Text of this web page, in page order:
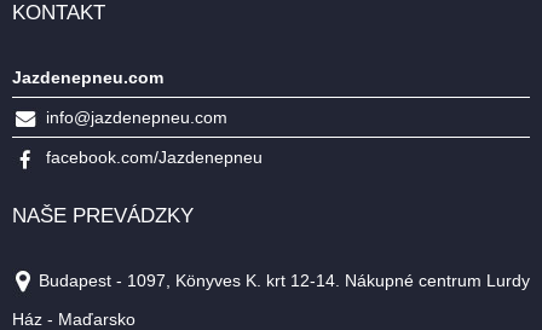
KONTAKT
Jazdenepneu.com
info@jazdenepneu.com
facebook.com/Jazdenepneu
NAŠE PREVÁDZKY
Budapest - 1097, Könyves K. krt 12-14. Nákupné centrum Lurdy
Ház - Maďarsko